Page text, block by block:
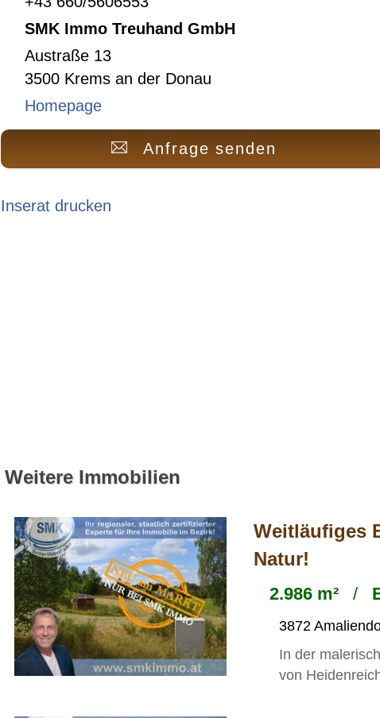
SMK Immo Treuhand GmbH
Austraße 13
3500 Krems an der Donau
Homepage
Anfrage senden
Inserat drucken
Weitere Immobilien
Weitläufiges
Natur!
2.986 m² /
3872
In der
von